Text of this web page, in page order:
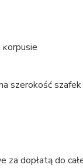
korpusie
szerokość
za dopłatą do